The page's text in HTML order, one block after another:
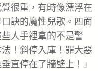
很重，有時像漂浮在
訣的魔性兒歌。四面
人手裡拿的不是警
！斜停入庫！罪大惡
直停在了牆壁上！」